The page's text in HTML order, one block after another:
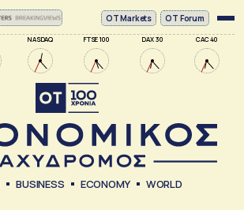
NASDAQ FTSE 100 DAX 30 CAC 40
ΟΤ Markets OT Forum
BUSINESS ECONOMY WORLD